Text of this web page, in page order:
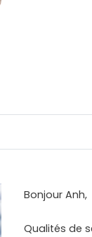
Bonjour Anh,
Qualités de